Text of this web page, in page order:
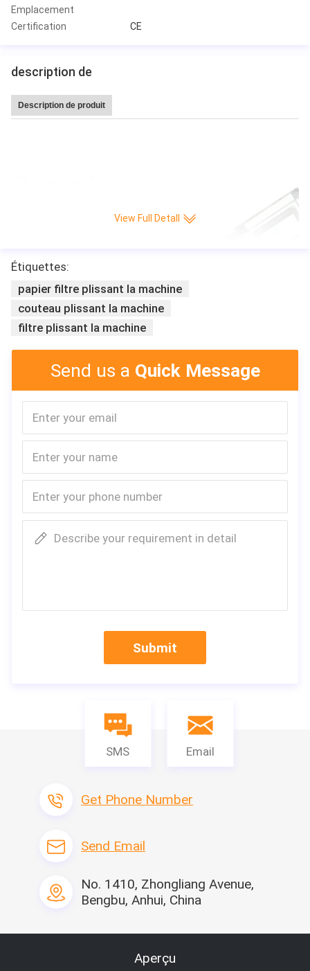
Emplacement
Certification CE
description de
Description de produit
View Full Detall
Étiquettes:
papier filtre plissant la machine
couteau plissant la machine
filtre plissant la machine
Send us a Quick Message
Describe your requirement in detail
Submit
SMS Email
Get Phone Number
Send Email
No. 1410, Zhongliang Avenue,
Bengbu, Anhui, China
Aperçu